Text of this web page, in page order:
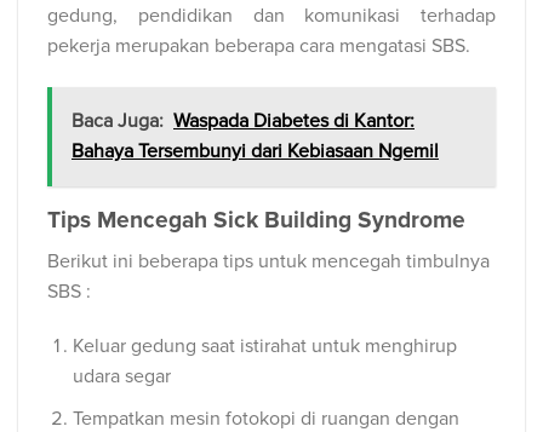
gedung, pendidikan dan komunikasi terhadap
pekerja merupakan beberapa cara mengatasi SBS.
Baca Juga: Waspada Diabetes di Kantor:
Bahaya Tersembunyi dari Kebiasaan Ngemil
Tips Mencegah Sick Building Syndrome
Berikut ini beberapa tips untuk mencegah timbulnya
SBS :
Keluar gedung saat istirahat untuk menghirup
udara segar
Tempatkan mesin fotokopi di ruangan dengan